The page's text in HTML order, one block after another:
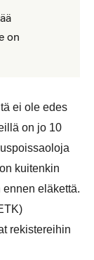
on
ei ole edes
on jo 10
kuitenkin
eläkettä.
rekistereihin